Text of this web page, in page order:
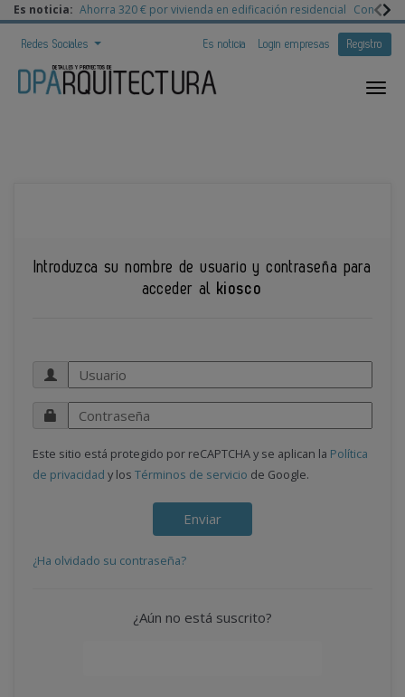
Es noticia: Ahorra 320 € por vivienda en edificación residencial
Redes Sociales Es noticia Login empresas Registro
Introduzca su nombre de usuario y contraseña para
acceder al kiosco
Este sitio está protegido por reCAPTCHA y se aplican la Política
de privacidad y los Términos de servicio de Google.
¿Ha olvidado su contraseña?
¿Aún no está suscrito?